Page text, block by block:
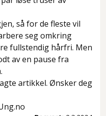
så for de fleste vil
seg omkring
fullstendig hårfri. Men
av en pause fra
artikkel. Ønsker deg